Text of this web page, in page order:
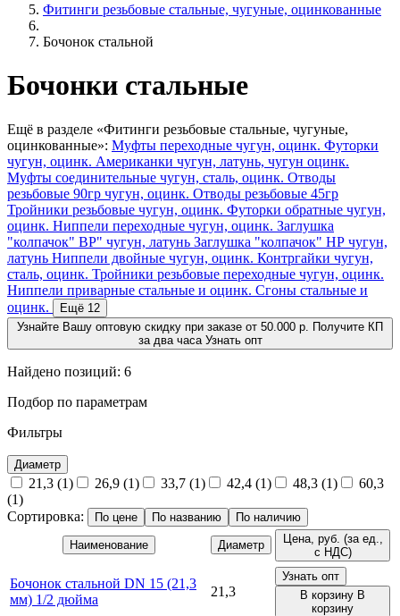
Фитинги резьбовые стальные, чугуные, оцинкованные
Бочонок стальной
Бочонки стальные
Ещё в разделе «Фитинги резьбовые стальные, чугуные,
оцинкованные»: Муфты переходные чугун, оцинк. Футорки
чугун, оцинк. Американки чугун, латунь, чугун оцинк.
Муфты соединительные чугун, сталь, оцинк. Отводы
резьбовые 90гр чугун, оцинк. Отводы резьбовые 45гр
Тройники резьбовые чугун, оцинк. Футорки обратные чугун,
оцинк. Ниппели переходные чугун, оцинк. Заглушка
"колпачок" ВР" чугун, латунь Заглушка "колпачок" НР чугун,
латунь Ниппели двойные чугун, оцинк. Контргайки чугун,
сталь, оцинк. Тройники резьбовые переходные чугун, оцинк.
Ниппели приварные стальные и оцинк. Сгоны стальные и
оцинк.
Ещё 12
Узнайте Вашу оптовую скидку при заказе от 50.000 р.
Получите КП
за два часа Узнать опт
Найдено позиций: 6
Подбор по параметрам
Фильтры
Диаметр
21,3 (1) 26,9 (1) 33,7 (1) 42,4 (1) 48,3 (1)
60,3
(1)
Сортировка:
По цене По названию По наличию
Наименование Диаметр Цена, руб. (за ед.,
с НДС)
Бочонок стальной DN 15 (21,3
мм) 1/2 дюйма
21,3
Узнать опт
В корзину В
корзину